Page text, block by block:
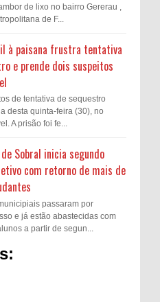
de lixo no bairro Gererau ,
de F...
à paisana frustra tentativa
e prende dois suspeitos
de tentativa de sequestro
desta quinta-feira (30), no
A prisão foi fe...
Sobral inicia segundo
com retorno de mais de
passaram por
e já estão abastecidas com
a partir de segun...